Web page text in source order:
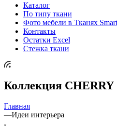
Каталог
По типу ткани
Фото мебели в Тканях Smart
Контакты
Остатки Excel
Стежка ткани
Коллекция CHERRY
Главная
—Идеи интерьера